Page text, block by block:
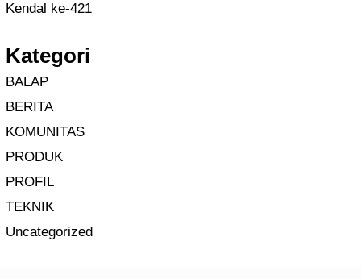
Kendal ke-421
Kategori
BALAP
BERITA
KOMUNITAS
PRODUK
PROFIL
TEKNIK
Uncategorized